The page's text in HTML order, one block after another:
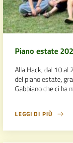
Piano estate
Alla Hack, dal 10
del piano estate,
Gabbiano che ci ha
LEGGI DI PIÙ